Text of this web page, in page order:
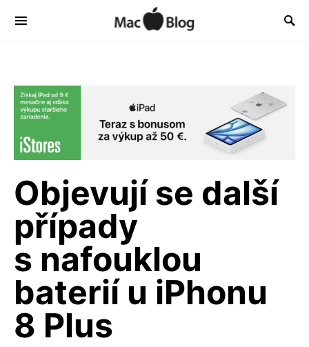
Objevují se další
případy
s nafouklou
baterií u iPhonu
8 Plus